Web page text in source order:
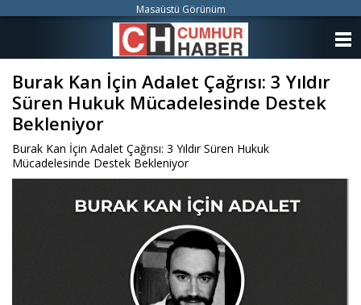
Burak Kan İçin Adalet Çağrısı: 3 Yıldır
Süren Hukuk Mücadelesinde Destek
Bekleniyor
Burak Kan İçin Adalet Çağrısı: 3 Yıldır Süren Hukuk
Mücadelesinde Destek Bekleniyor
Masaüstü Görünüm
KATEGORİLER
ANKETLER